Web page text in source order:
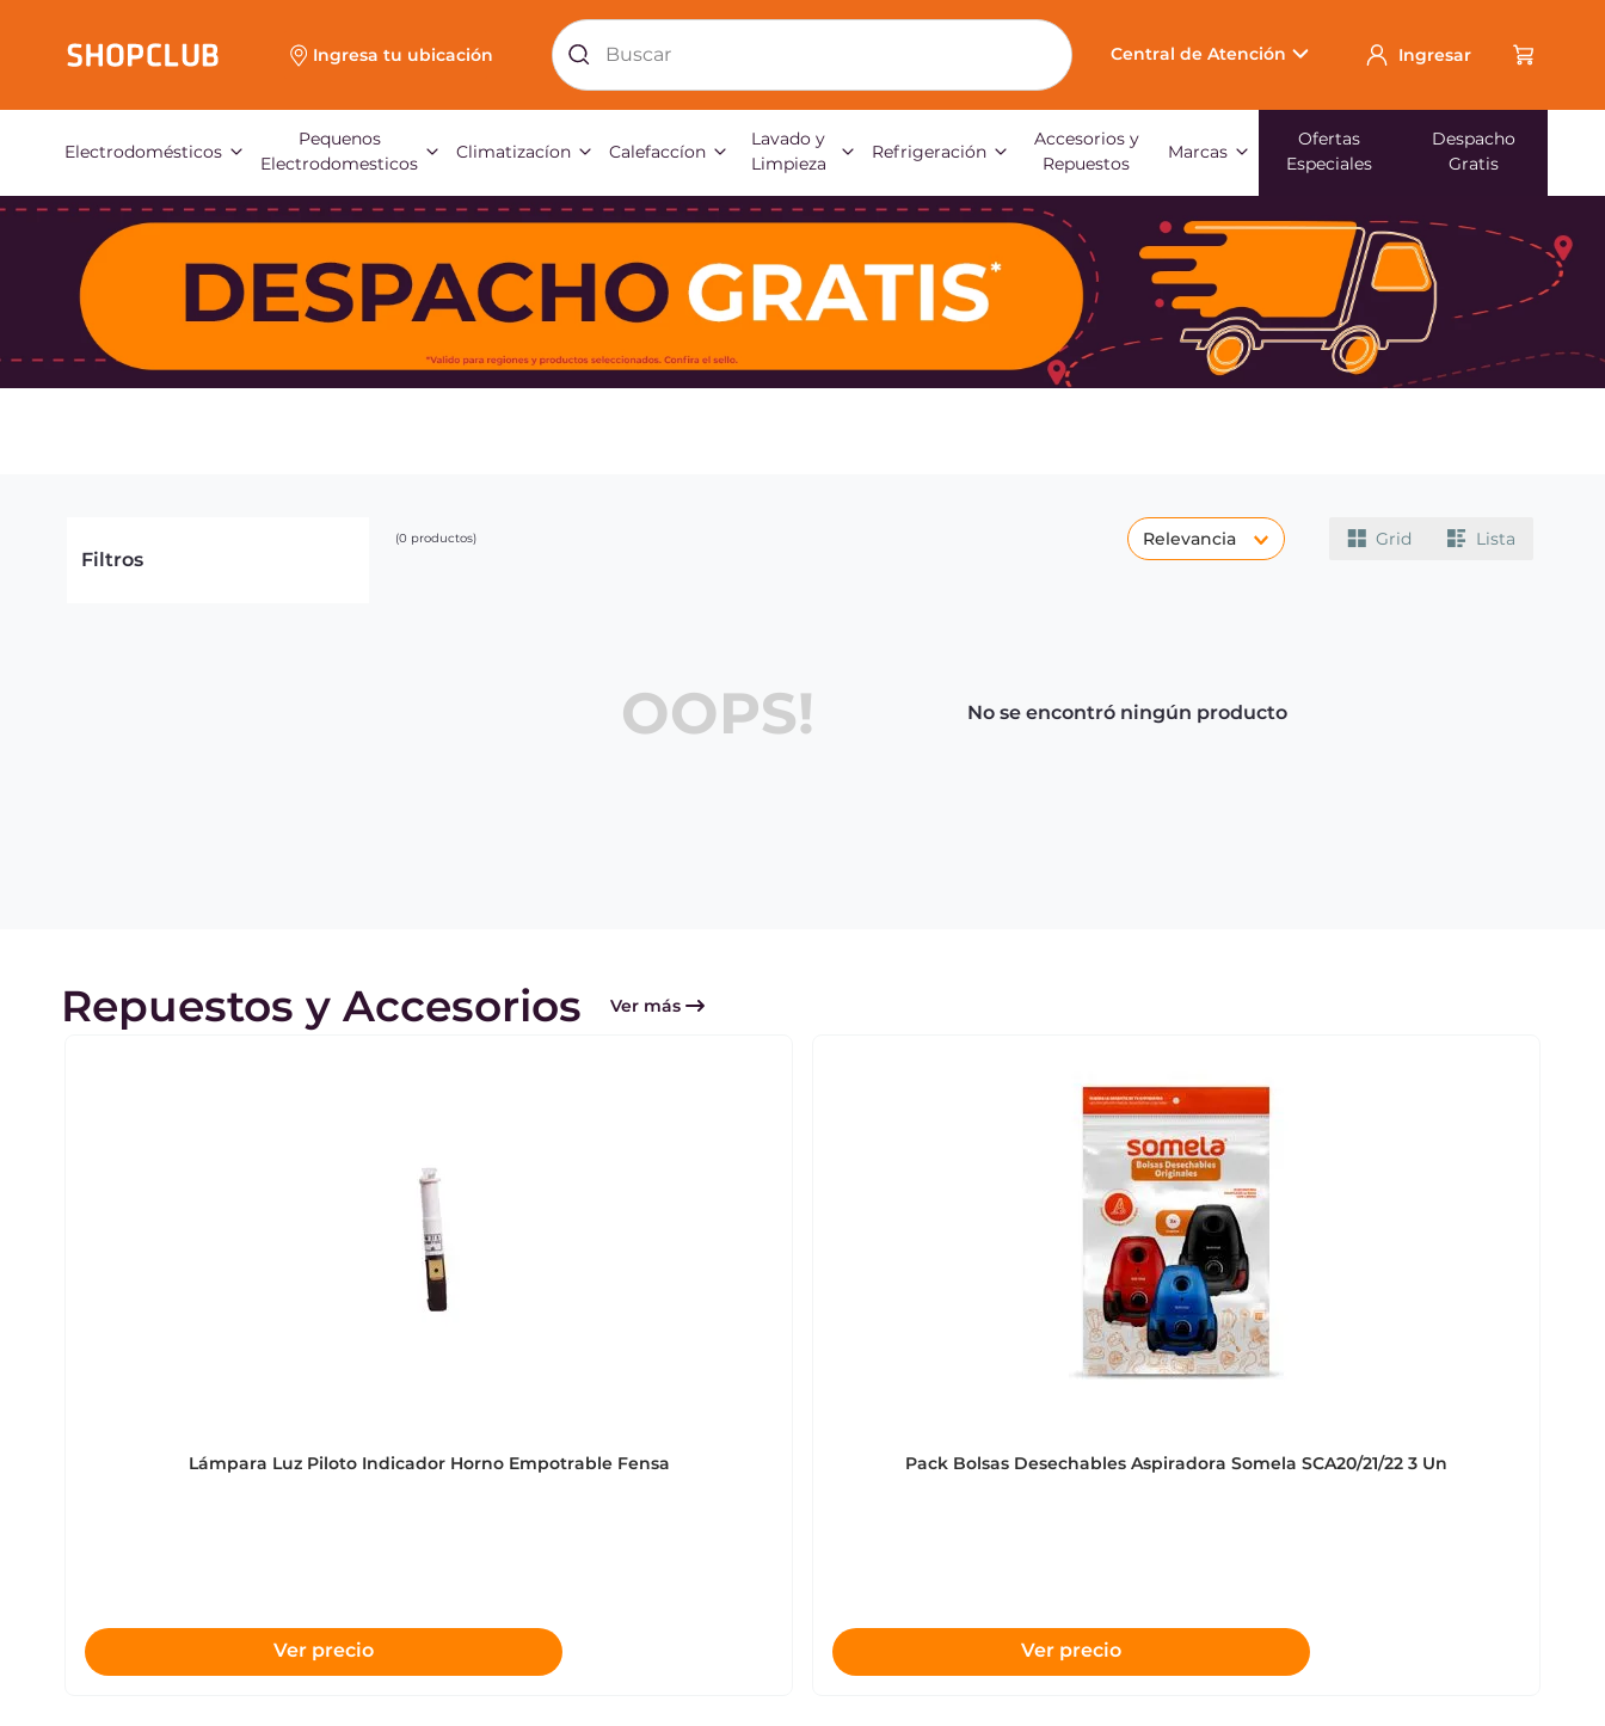
Ingresa tu ubicación
Buscar
Central de Atención Ingresar
Electrodomésticos
Pequenos
Electrodomesticos
Climatizacíon Calefaccíon
Lavado y
Limpieza
Refrigeración
Accesorios y
Repuestos
Marcas
Ofertas
Especiales
Despacho
Gratis
Filtros
0 productos Relevancia Grid Lista
OOPS! No se encontró ningún producto
Repuestos y Accesorios Ver más
Lámpara Luz Piloto Indicador Horno Empotrable Fensa
Ver precio
Pack Bolsas Desechables Aspiradora Somela SCA20/21/22 3 Un
Ver precio